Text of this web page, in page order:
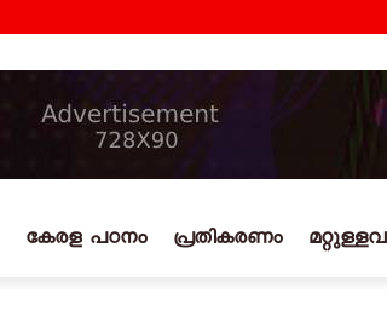
കേരള പഠനം പ്രതികരണം മറ്റുള്ളവ